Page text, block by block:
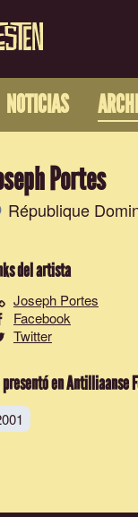
NOTICIAS
Portes
République
del artista
Joseph Portes
Facebook
Twitter
presentó en Antilliaanse